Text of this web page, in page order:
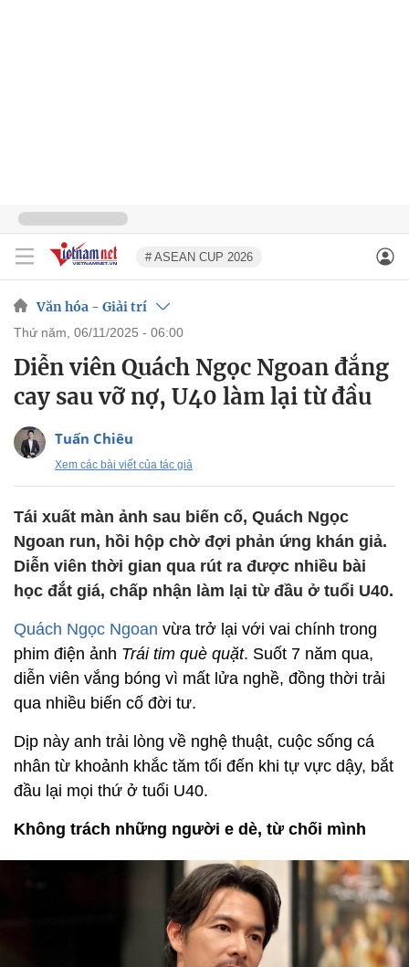
# ASEAN CUP 2026
Văn hóa - Giải trí
thứ năm, 06/11/2025 - 06:00
Diễn viên Quách Ngọc Ngoan đắng
cay sau vỡ nợ, U40 làm lại từ đầu
Tuấn Chiêu
Xem các bài viết của tác giả
Tái xuất màn ảnh sau biến cố, Quách Ngọc
Ngoan run, hồi hộp chờ đợi phản ứng khán giả.
Diễn viên thời gian qua rút ra được nhiều bài
học đắt giá, chấp nhận làm lại từ đầu ở tuổi U40.
Quách Ngọc Ngoan vừa trở lại với vai chính trong
phim điện ảnh Trái tim què quặt. Suốt 7 năm qua,
diễn viên vắng bóng vì mất lửa nghề, đồng thời trải
qua nhiều biến cố đời tư.
Dịp này anh trải lòng về nghệ thuật, cuộc sống cá
nhân từ khoảnh khắc tăm tối đến khi tự vực dậy, bắt
đầu lại mọi thứ ở tuổi U40.
Không trách những người e dè, từ chối mình